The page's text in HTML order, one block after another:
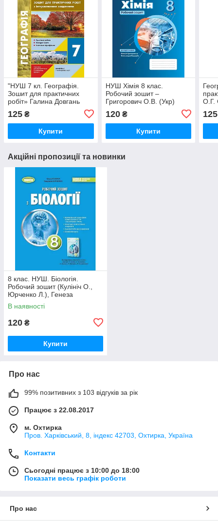
"НУШ 7 кл. Географія.
Зошит для практичних
робіт» Галина Довгань
125 ₴
Купити
НУШ Хімія 8 клас.
Робочий зошит –
Григорович О.В. (Укр)
120₴
Купити
О.Г.
125
Акційні пропозиції та новинки
8 клас. НУШ. Біологія.
Робочий зошит (Кулініч О.,
Юрченко Л.), Генеза
В наявності
120 ₴
Купити
Про нас
99% позитивних з 103 відгуків за рік
Працює з 22.08.2017
м. Охтирка
Пров. Харківський, 8, індекс 42703, Охтирка, Україна
Контакти
Сьогодні працює з 10:00 до 18:00
Показати весь графік роботи
Про нас